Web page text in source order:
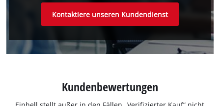
Kontaktiere unseren Kundendienst
Kundenbewertungen